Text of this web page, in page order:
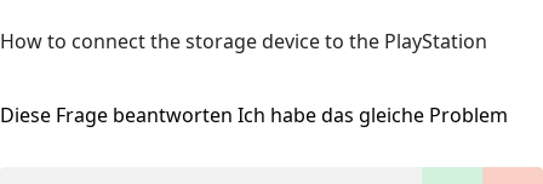
How to connect the storage device to the PlayStation
Diese Frage beantworten Ich habe das gleiche Problem